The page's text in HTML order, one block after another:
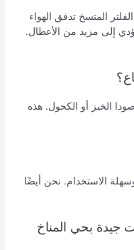
المتسخ تدفق الهواء
إلى مزيد من الأعطال.
الخبز أو الكحول. هذه
الاستخدام. نحن أيضًا
جيدة بحي المناخ